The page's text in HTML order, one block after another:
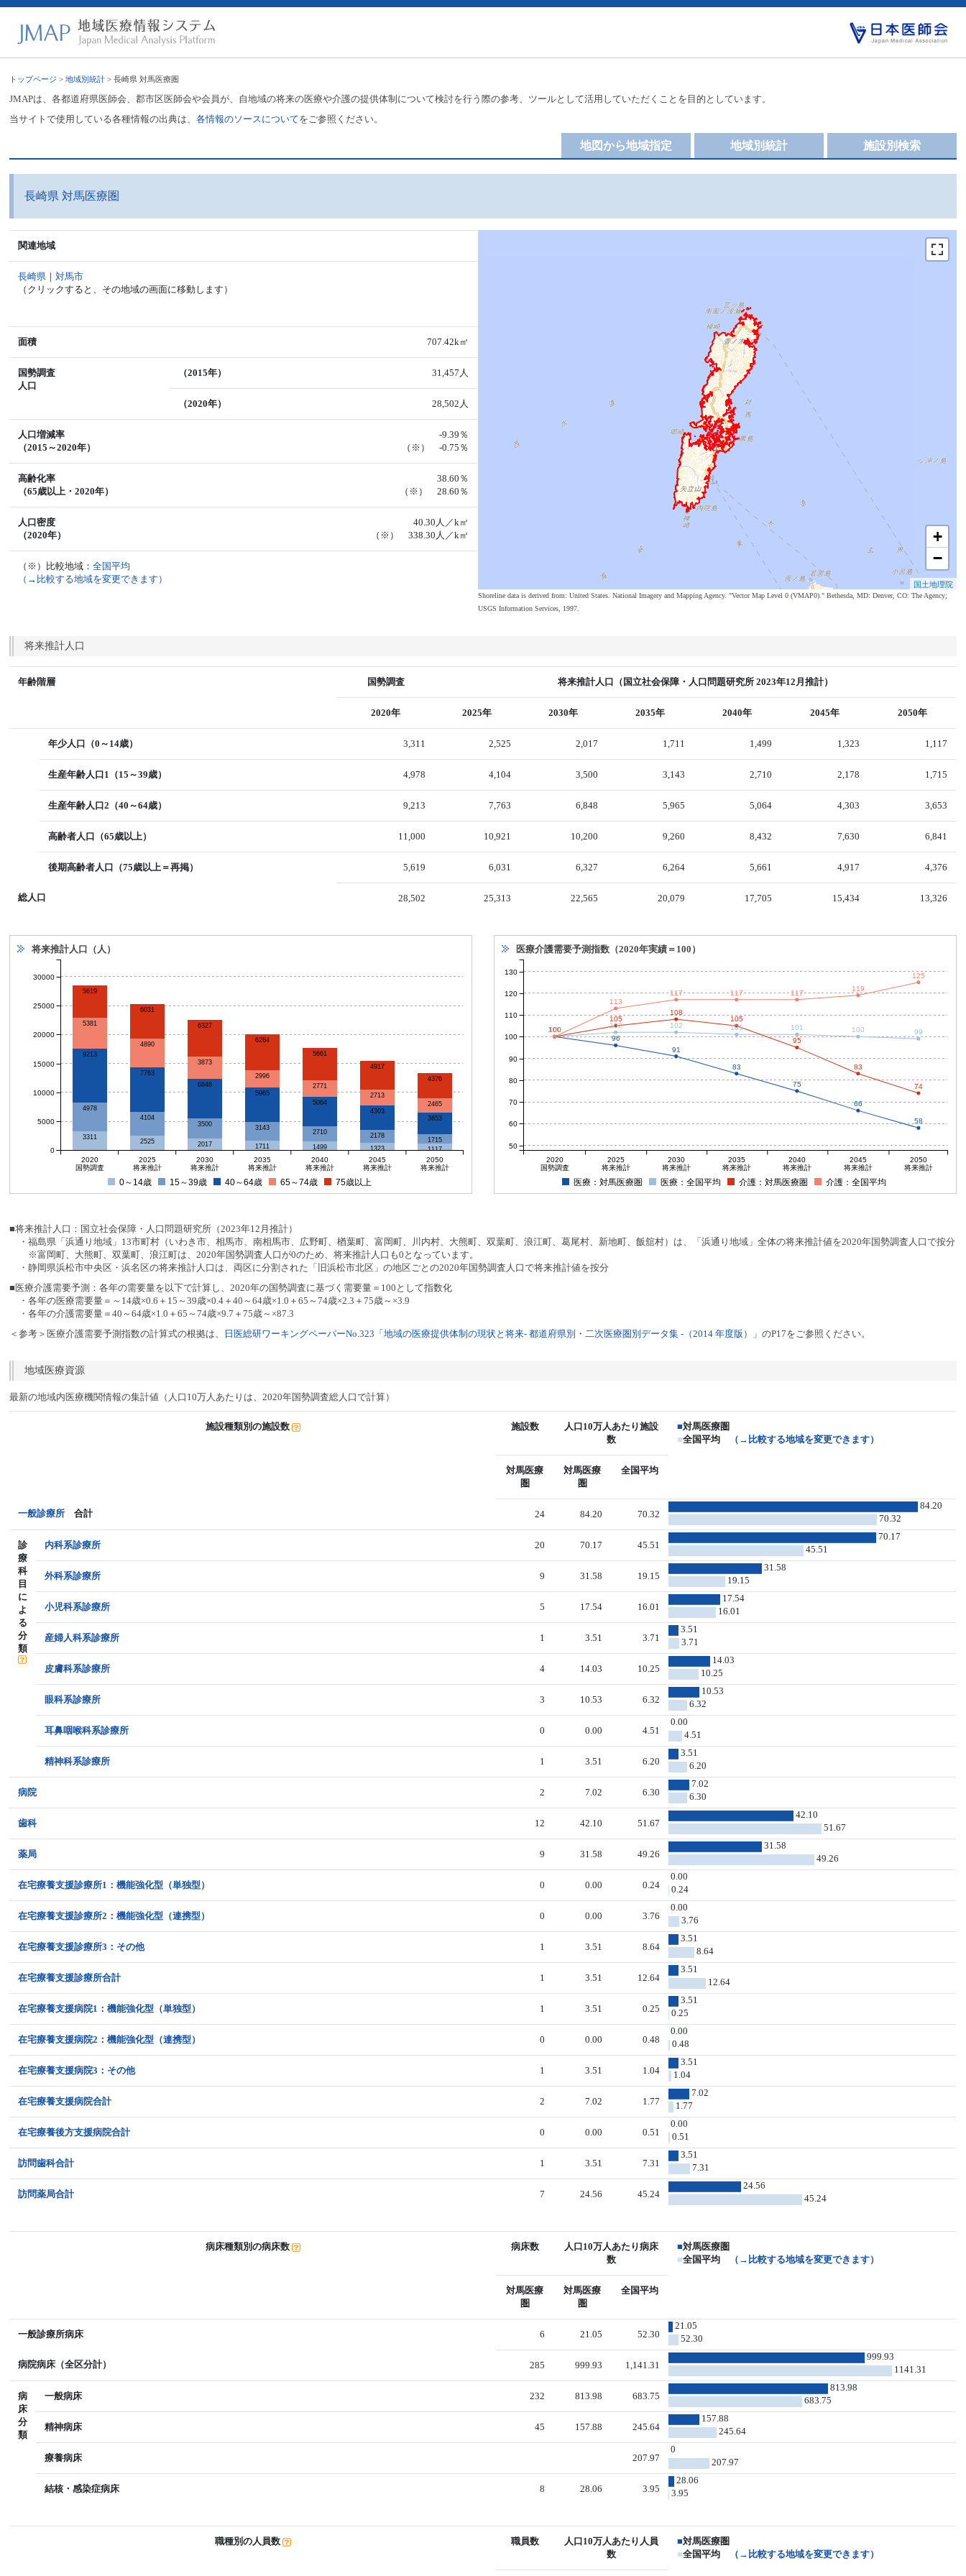
トップページ >地域別統計 > 長崎県 対馬医療圏
JMAPは、各都道府県医師会、郡市区医師会や会員が、自地域の将来の医療や介護の提供体制について検討を行う際の参考、ツールとして活用していただくことを目的としています。
当サイトで使用している各種情報の出典は、各情報のソースについてをご参照ください。
施設別検索
地域別統計
地図から地域指定
長崎県 対馬医療圏
関連地域
長崎県 ｜対馬市
（クリックすると、その地域の画面に移動します）
面積 707.42k㎡
国勢調査
人口
（2015年） 31,457人
（2020年） 28,502人
人口増減率
（2015～2020年）
-9.39％
（※） -0.75％
高齢化率
（65歳以上・2020年）
38.60％
（※） 28.60％
人口密度
（2020年）
40.30人／k㎡
（※） 338.30人／k㎡
（※）比較地域：全国平均
（→比較する地域を変更できます）
+
−
国土地理院
Shoreline data is derived from: United States. National Imagery and Mapping Agency. "Vector Map Level 0 (VMAP0)." Bethesda, MD: Denver, CO: The Agency;
USGS Information Services, 1997.
将来推計人口
年齢階層 国勢調査 将来推計人口（国立社会保障・人口問題研究所 2023年12月推計）
2020年 2025年 2030年 2035年 2040年 2045年 2050年
年少人口（0～14歳） 3,311 2,525 2,017 1,711 1,499 1,323 1,117
生産年齢人口1（15～39歳） 4,978 4,104 3,500 3,143 2,710 2,178 1,715
生産年齢人口2（40～64歳） 9,213 7,763 6,848 5,965 5,064 4,303 3,653
高齢者人口（65歳以上） 11,000 10,921 10,200 9,260 8,432 7,630 6,841
後期高齢者人口（75歳以上＝再掲） 5,619 6,031 6,327 6,264 5,661 4,917 4,376
総人口 28,502 25,313 22,565 20,079 17,705 15,434 13,326
将来推計人口（人）
3311
2525 2017 1711 1499 1323 1117
4978
4104
3500
3143
2710
2178
1715
9213
7763
6848
5965
5064
4303
3653
5381
4890
3873
2996
2771
2713
2465
5619
6031
6327
6264
5661
4917
4376
2020
国勢調査
2025
将来推計
2030
将来推計
2035
将来推計
2040
将来推計
2045
将来推計
2050
将来推計
0
10000
20000
30000
5000
15000
25000
0～14歳 15～39歳 40～64歳 65～74歳 75歳以上
医療介護需要予測指数（2020年実績＝100）
100
96
91
83
75
66
58
100
102 102 101 101 100 99
100
105
108
105
95
83
74
100
113
117 117 117
119
125
2020
国勢調査
2025
将来推計
2030
将来推計
2035
将来推計
2040
将来推計
2045
将来推計
2050
将来推計
60
70
80
90
100
110
120
130
50
医療：対馬医療圏 医療：全国平均 介護：対馬医療圏 介護：全国平均
■将来推計人口：国立社会保障・人口問題研究所（2023年12月推計）
・福島県「浜通り地域」13市町村（いわき市、相馬市、南相馬市、広野町、楢葉町、富岡町、川内村、大熊町、双葉町、浪江町、葛尾村、新地町、飯舘村）は、「浜通り地域」全体の将来推計値を2020年国勢調査人口で按分
※富岡町、大熊町、双葉町、浪江町は、2020年国勢調査人口が0のため、将来推計人口も0となっています。
・静岡県浜松市中央区・浜名区の将来推計人口は、両区に分割された「旧浜松市北区」の地区ごとの2020年国勢調査人口で将来推計値を按分
■医療介護需要予測：各年の需要量を以下で計算し、2020年の国勢調査に基づく需要量＝100として指数化
・各年の医療需要量＝～14歳×0.6＋15～39歳×0.4＋40～64歳×1.0＋65～74歳×2.3＋75歳～×3.9
・各年の介護需要量＝40～64歳×1.0＋65～74歳×9.7＋75歳～×87.3
＜参考＞医療介護需要予測指数の計算式の根拠は、
日医総研ワーキングペーパーNo.323「地域の医療提供体制の現状と将来- 都道府県別・二次医療圏別データ集 -（2014 年度版）」のP17をご参照ください。
地域医療資源
最新の地域内医療機関情報の集計値（人口10万人あたりは、2020年国勢調査総人口で計算）
施設種類別の施設数 施設数
人口10万人あたり施設
数
■対馬医療圏
■全国平均 （→比較する地域を変更できます）
対馬医療
圏
対馬医療
圏
全国平均
一般診療所 合計 24 84.20 70.32
84.20
70.32
診
療
科
目
に
よ
る
分
類
内科系診療所 20 70.17 45.51
70.17
45.51
外科系診療所 9 31.58 19.15
31.58
19.15
小児科系診療所 5 17.54 16.01
17.54
16.01
産婦人科系診療所 1 3.51 3.71
3.51
3.71
皮膚科系診療所 4 14.03 10.25
14.03
10.25
眼科系診療所 3 10.53 6.32
10.53
6.32
耳鼻咽喉科系診療所 0 0.00 4.51
0.00
4.51
精神科系診療所 1 3.51 6.20
3.51
6.20
病院 2 7.02 6.30
7.02
6.30
歯科 12 42.10 51.67
42.10
51.67
薬局 9 31.58 49.26
31.58
49.26
在宅療養支援診療所1：機能強化型（単独型） 0 0.00 0.24
0.00
0.24
在宅療養支援診療所2：機能強化型（連携型） 0 0.00 3.76
0.00
3.76
在宅療養支援診療所3：その他 1 3.51 8.64
3.51
8.64
在宅療養支援診療所合計 1 3.51 12.64
3.51
12.64
在宅療養支援病院1：機能強化型（単独型） 1 3.51 0.25
3.51
0.25
在宅療養支援病院2：機能強化型（連携型） 0 0.00 0.48
0.00
0.48
在宅療養支援病院3：その他 1 3.51 1.04
3.51
1.04
在宅療養支援病院合計 2 7.02 1.77
7.02
1.77
在宅療養後方支援病院合計 0 0.00 0.51
0.00
0.51
訪問歯科合計 1 3.51 7.31
3.51
7.31
訪問薬局合計 7 24.56 45.24
24.56
45.24
病床種類別の病床数 病床数
人口10万人あたり病床
数
■対馬医療圏
■全国平均 （→比較する地域を変更できます）
対馬医療
圏
対馬医療
圏
全国平均
一般診療所病床 6 21.05 52.30
21.05
52.30
病院病床（全区分計） 285 999.93 1,141.31
999.93
1141.31
病
床
分
類
一般病床 232 813.98 683.75
813.98
683.75
精神病床 45 157.88 245.64
157.88
245.64
療養病床 207.97
0
207.97
結核・感染症病床 8 28.06 3.95
28.06
3.95
職種別の人員数 職員数
人口10万人あたり人員
数
■対馬医療圏
■全国平均 （→比較する地域を変更できます）